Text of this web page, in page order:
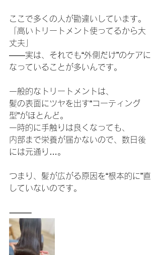
ここで多くの人が勘違いしています。
「高いトリートメント使ってるから大
丈夫」
——実は、それでも“外側だけ”のケアに
なっていることが多いんです。
一般的なトリートメントは、
髪の表面にツヤを出す“コーティング
型”がほとんど。
一時的に手触りは良くなっても、
内部まで栄養が届かないので、数日後
には元通り…。
つまり、髪が広がる原因を“根本的に”直
していないのです。
⸻